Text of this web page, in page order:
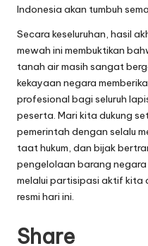
Indonesia akan tumbuh
Secara keseluruhan, hasil
mewah ini membuktikan
tanah air masih sangat
kekayaan negara
profesional bagi seluruh
peserta. Mari kita dukung
pemerintah dengan selalu
taat hukum, dan bijak
pengelolaan barang
melalui partisipasi aktif kita
resmi hari ini.
Share